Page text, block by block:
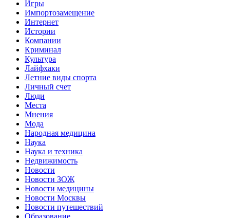
Игры
Импортозамещение
Интернет
Истории
Компании
Криминал
Культура
Лайфхаки
Летние виды спорта
Личный счет
Люди
Места
Мнения
Мода
Народная медицина
Наука
Наука и техника
Недвижимость
Новости
Новости ЗОЖ
Новости медицины
Новости Москвы
Новости путешествий